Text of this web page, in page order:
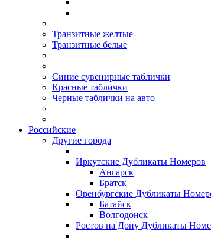
Транзитные желтые
Транзитные белые
Синие сувенирные таблички
Красные таблички
Черные таблички на авто
Российские
Другие города
Иркутские Дубликаты Номеров
Ангарск
Братск
Оренбургские Дубликаты
Батайск
Волгодонск
Ростов на Дону Дубликаты